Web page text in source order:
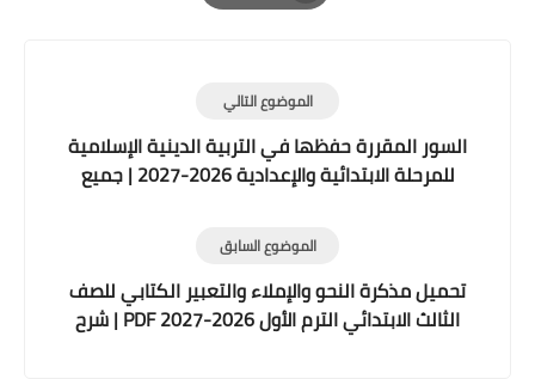
Print
الموضوع التالي
السور المقررة حفظها في التربية الدينية الإسلامية
للمرحلة الابتدائية والإعدادية 2026-2027 | جميع
الموضوع السابق
تحميل مذكرة النحو والإملاء والتعبير الكتابي للصف
الثالث الابتدائي الترم الأول 2026-2027 PDF | شرح